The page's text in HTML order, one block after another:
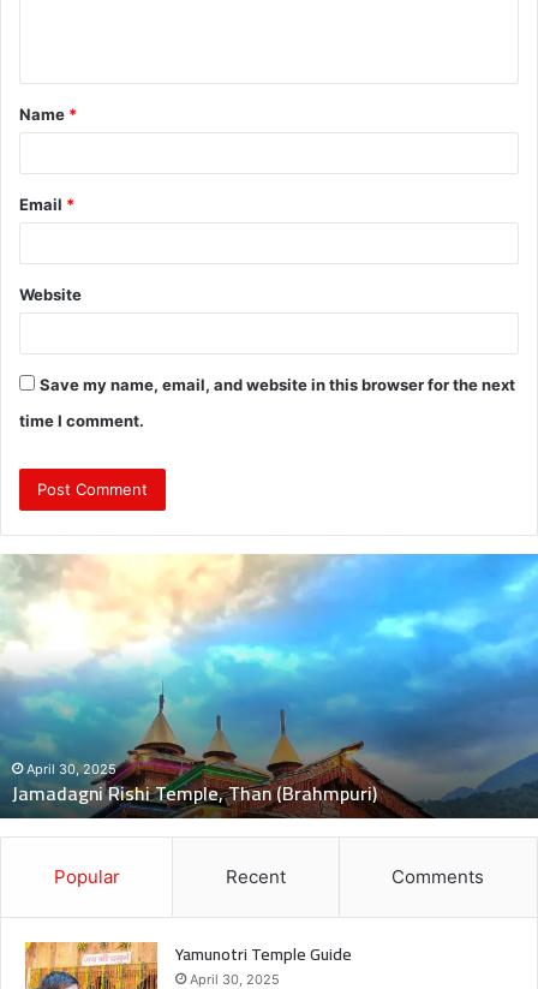
t
*
Name *
Email *
Website
Save my name, email, and website in this browser for the next
time I comment.
Than (Brahmpuri)
द
:
की
ट
में
आ
November 5, 2024
दुःखद : बस की चपेट
मौत, 2 बच्चे गंभीर
Popular Recent Comments
Yamunotri Temple Guide
April 30, 2025